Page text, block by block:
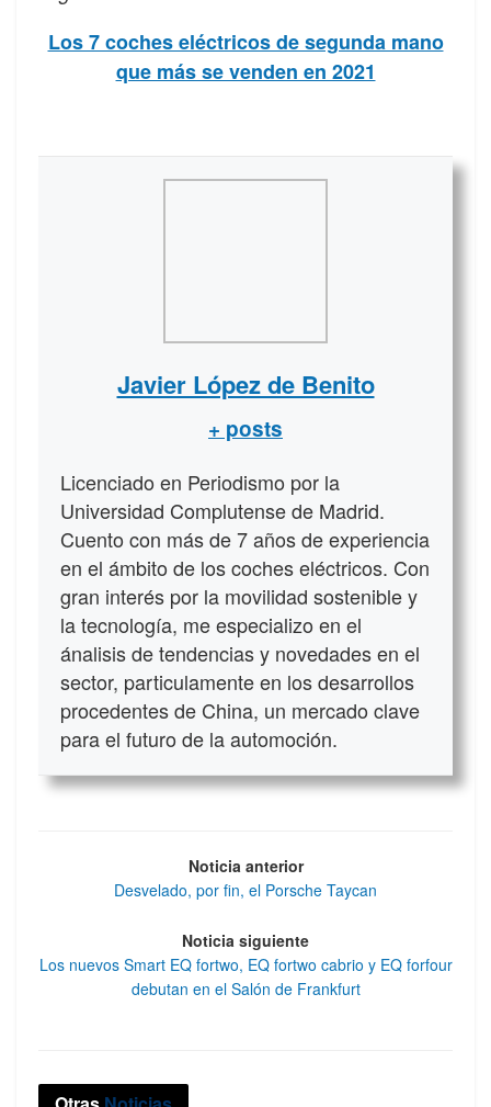
Los 7 coches eléctricos de segunda mano
que más se venden en 2021
Javier López de Benito
+ posts
Licenciado en Periodismo por la
Universidad Complutense de Madrid.
Cuento con más de 7 años de experiencia
en el ámbito de los coches eléctricos. Con
gran interés por la movilidad sostenible y
la tecnología, me especializo en el
ánalisis de tendencias y novedades en el
sector, particulamente en los desarrollos
procedentes de China, un mercado clave
para el futuro de la automoción.
Noticia anterior
Desvelado, por fin, el Porsche Taycan
Noticia siguiente
Los nuevos Smart EQ fortwo, EQ fortwo cabrio y EQ forfour
debutan en el Salón de Frankfurt